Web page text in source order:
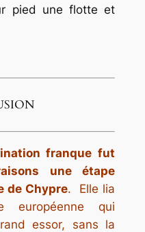
pied une flotte et
franque fut
une étape
de Chypre. Elle lia
européenne qui
essor, sans la